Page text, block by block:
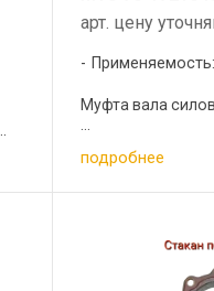
арт. цену
Муфта вала
подробнее